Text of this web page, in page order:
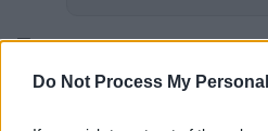
Do Not Process My
Το
ελληνόκτητο